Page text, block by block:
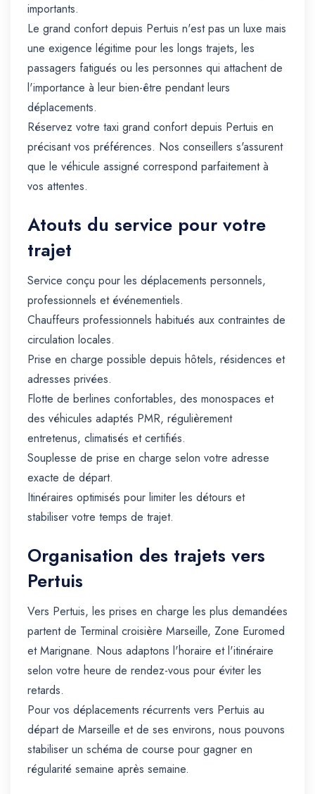
importants.
Le grand confort depuis Pertuis n'est pas un luxe mais
une exigence légitime pour les longs trajets, les
passagers fatigués ou les personnes qui attachent de
l'importance à leur bien-être pendant leurs
déplacements.
Réservez votre taxi grand confort depuis Pertuis en
précisant vos préférences. Nos conseillers s'assurent
que le véhicule assigné correspond parfaitement à
vos attentes.
Atouts du service pour votre
trajet
Service conçu pour les déplacements personnels,
professionnels et événementiels.
Chauffeurs professionnels habitués aux contraintes de
circulation locales.
Prise en charge possible depuis hôtels, résidences et
adresses privées.
Flotte de berlines confortables, des monospaces et
des véhicules adaptés PMR, régulièrement
entretenus, climatisés et certifiés.
Souplesse de prise en charge selon votre adresse
exacte de départ.
Itinéraires optimisés pour limiter les détours et
stabiliser votre temps de trajet.
Organisation des trajets vers
Pertuis
Vers Pertuis, les prises en charge les plus demandées
partent de Terminal croisière Marseille, Zone Euromed
et Marignane. Nous adaptons l'horaire et l'itinéraire
selon votre heure de rendez-vous pour éviter les
retards.
Pour vos déplacements récurrents vers Pertuis au
départ de Marseille et de ses environs, nous pouvons
stabiliser un schéma de course pour gagner en
régularité semaine après semaine.